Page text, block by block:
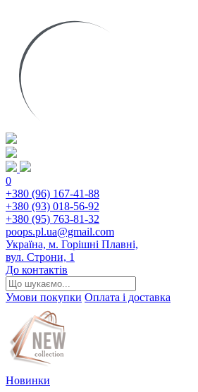
0
+380 (96) 167-41-88
+380 (93) 018-56-92
+380 (95) 763-81-32
poops.pl.ua@gmail.com
Україна, м. Горішні Плавні,
вул. Строни, 1
До контактів
Умови покупки Оплата і доставка
Новинки